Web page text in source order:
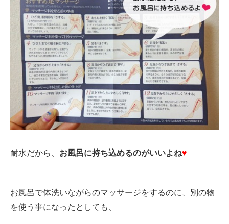
耐水だから、 お風呂に持ち込めるのがいいよね♥
お風呂で体洗いながらのマッサージをするのに、別の物
を使う事になったとしても、